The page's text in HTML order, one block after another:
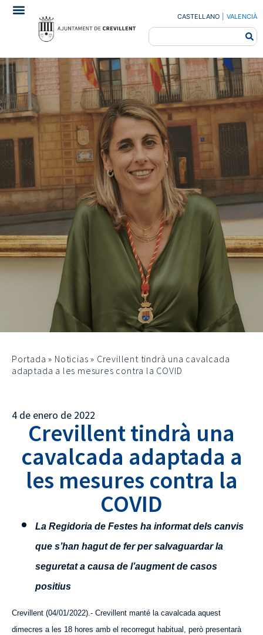
CASTELLANO VALENCIÀ
Portada » Noticias » Crevillent tindrà una cavalcada
adaptada a les mesures contra la COVID
4 de enero de 2022
Crevillent tindrà una
cavalcada adaptada a
les mesures contra la
COVID
La Regidoria de Festes ha informat dels canvis
que s’han hagut de fer per salvaguardar la
seguretat a causa de l’augment de casos
positius
Crevillent (04/01/2022).- Crevillent manté la cavalcada aquest
dimecres a les 18 hores amb el recorregut habitual, però presentarà